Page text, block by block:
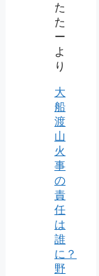
た
た
ー
よ
り
大
船
渡
山
火
事
の
責
任
は
誰
に？
野